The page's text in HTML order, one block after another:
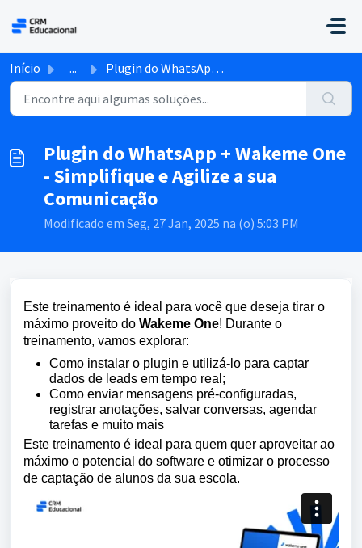
Início ... Plugin do WhatsApp + Wakeme One - Simplifique e Agilize a...
Plugin do WhatsApp + Wakeme One
- Simplifique e Agilize a sua
Comunicação
Modificado em Seg, 27 Jan, 2025 na (o) 5:03 PM
Este treinamento é ideal para você que deseja tirar o
máximo proveito do Wakeme One! Durante o
treinamento, vamos explorar:
Como instalar o plugin e utilizá-lo para captar
dados de leads em tempo real;
Como enviar mensagens pré-configuradas,
registrar anotações, salvar conversas, agendar
tarefas e muito mais
Este treinamento é ideal para quem quer aproveitar ao
máximo o potencial do software e otimizar o processo
de captação de alunos da sua escola.